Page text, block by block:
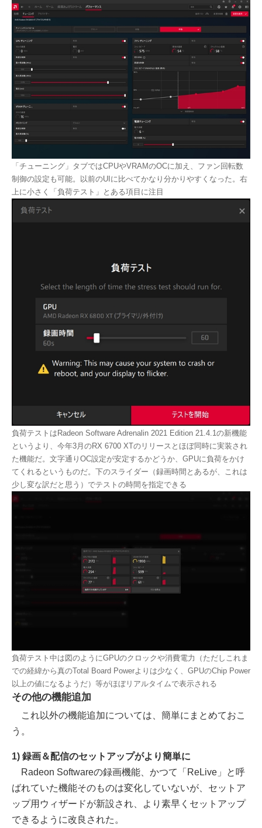
「チューニング」タブではCPUやVRAMのOCに加え、ファン回転数
制御の設定も可能。以前のUIに比べてかなり分かりやすくなった。右
上に小さく「負荷テスト」とある項目に注目
負荷テストはRadeon Software Adrenalin 2021 Edition 21.4.1の新機能
というより、今年3月のRX 6700 XTのリリースとほぼ同時に実装され
た機能だ。文字通りOC設定が安定するかどうか、GPUに負荷をかけ
てくれるというものだ。下のスライダー（録画時間とあるが、これは
少し変な訳だと思う）でテストの時間を指定できる
負荷テスト中は図のようにGPUのクロックや消費電力（ただしこれま
での経緯から真のTotal Board Powerよりは少なく、GPUのChip Power
以上の値になるようだ）等がほぼリアルタイムで表示される
その他の機能追加
これ以外の機能追加については、簡単にまとめておこ
う。
1) 録画＆配信のセットアップがより簡単に
Radeon Softwareの録画機能、かつて「ReLive」と呼
ばれていた機能そのものは変化していないが、セットア
ップ用ウィザードが新設され、より素早くセットアップ
できるように改良された。